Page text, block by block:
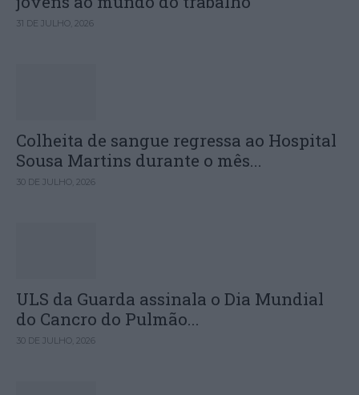
31 DE JULHO, 2026
Colheita de sangue regressa ao Hospital
Sousa Martins durante o mês...
30 DE JULHO, 2026
ULS da Guarda assinala o Dia Mundial
do Cancro do Pulmão...
30 DE JULHO, 2026